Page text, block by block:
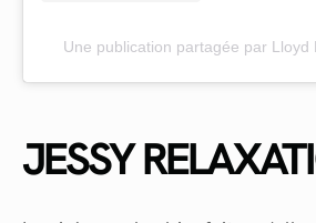
Une publication partagée par Lloyd
JESSY